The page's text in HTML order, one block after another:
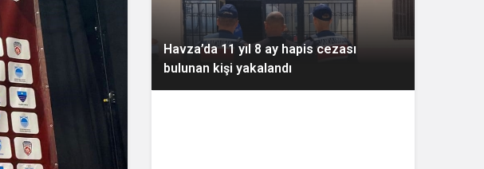
Havza’da 11 yıl 8 ay hapis cezası
bulunan kişi yakalandı